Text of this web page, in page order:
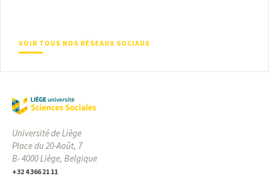
VOIR TOUS NOS RÉSEAUX SOCIAUX
Université de Liège
Place du 20-Août, 7
B- 4000 Liège, Belgique
+32 4 366 21 11